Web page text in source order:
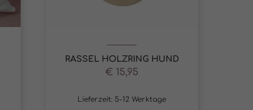
RASSEL HOLZRING HUND
€ 15,95
Lieferzeit: 5-12 Werktage